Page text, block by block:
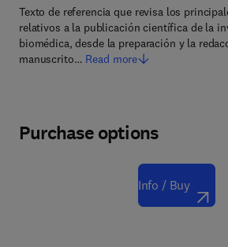
Texto de referencia que revisa los
relativos a la publicación científica de la
biomédica, desde la preparación y la
manuscrito… Read more
Purchase options
Info / Buy